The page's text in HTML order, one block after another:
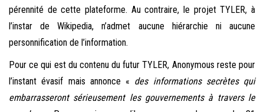
pérennité de cette plateforme. Au contraire, le projet TYLER, à
l’instar de Wikipedia, n’admet aucune hiérarchie ni aucune
personnification de l’information.
Pour ce qui est du contenu du futur TYLER, Anonymous reste pour
l’instant évasif mais annonce « des informations secrètes qui
embarrasseront sérieusement les gouvernements à travers le